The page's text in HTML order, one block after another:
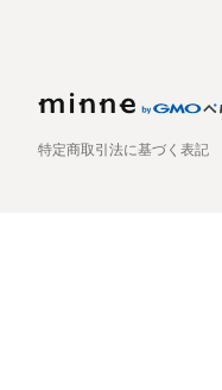
特定商取引法に基づく表記